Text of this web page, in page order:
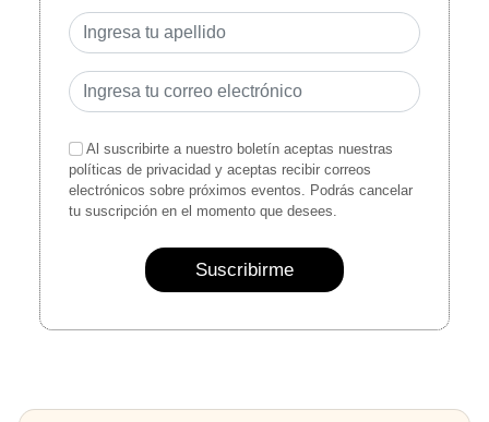
Al suscribirte a nuestro boletín aceptas nuestras
políticas de privacidad y aceptas recibir correos
electrónicos sobre próximos eventos. Podrás cancelar
tu suscripción en el momento que desees.
Suscribirme